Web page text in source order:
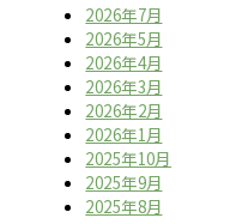
2026年7月
2026年5月
2026年4月
2026年3月
2026年2月
2026年1月
2025年10月
2025年9月
2025年8月